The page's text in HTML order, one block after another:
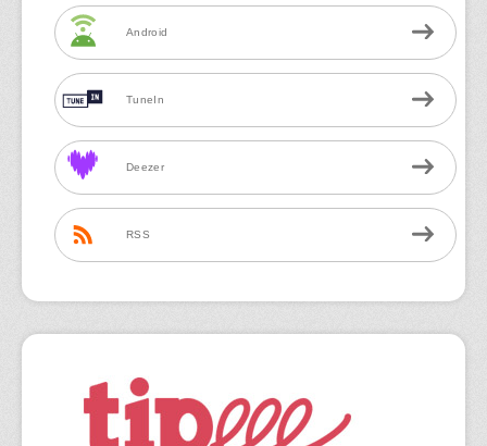
Android
TuneIn
Deezer
RSS